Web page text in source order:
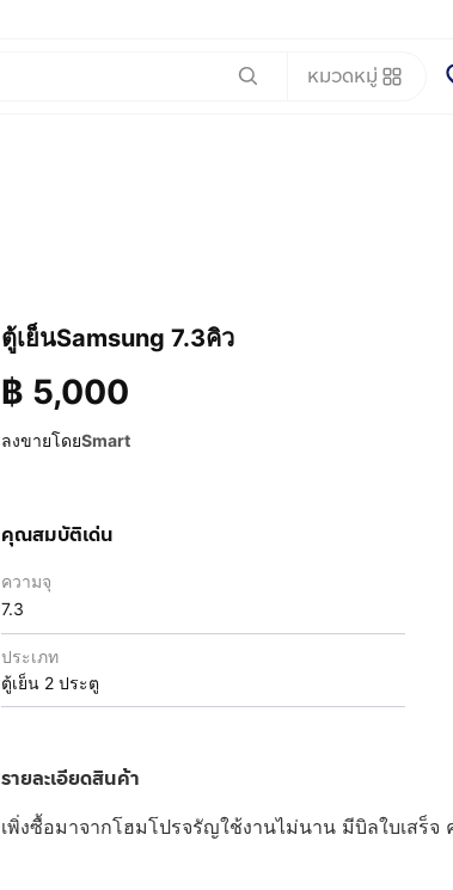
หมวดหมู่
ตู้เย็นSamsung 7.3คิว
฿ 5,000
ลงขายโดยSmart
คุณสมบัติเด่น
ความจุ
7.3
ประเภท
ตู้เย็น 2 ประตู
รายละเอียดสินค้า
เพิ่งซื้อมาจากโฮมโปรจรัญใช้งานไม่นาน มีบิลใบเสร็จ